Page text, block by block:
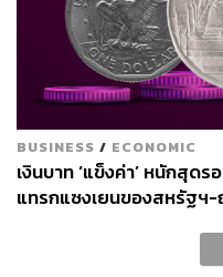
BUSINESS / ECONOMIC
เงินบาท ‘แข็งค่า’ หนักสุด
แทรกแซงเยนของสหรัฐ